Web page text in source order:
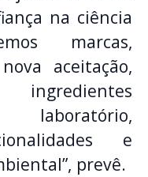
na ciência
marcas,
aceitação,
e
prevê.